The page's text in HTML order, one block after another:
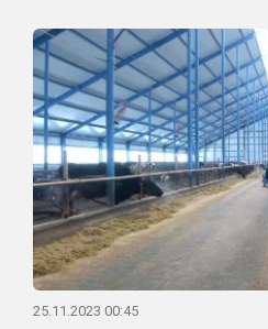
25.11.2023 00:45